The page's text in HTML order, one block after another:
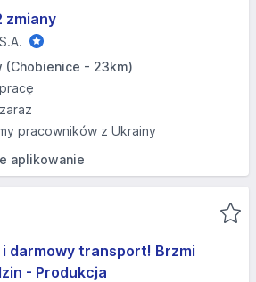
zmiany
(Chobienice - 23km)
pracowników z Ukrainy
aplikowanie
darmowy transport! Brzmi
- Produkcja